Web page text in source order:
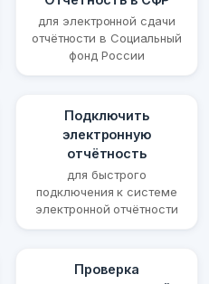
для электронной сдачи
отчётности в Социальный
фонд России
Подключить
электронную
отчётность
для быстрого
подключения к системе
электронной отчётности
Проверка